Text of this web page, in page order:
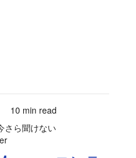
10 min read
さら聞けない